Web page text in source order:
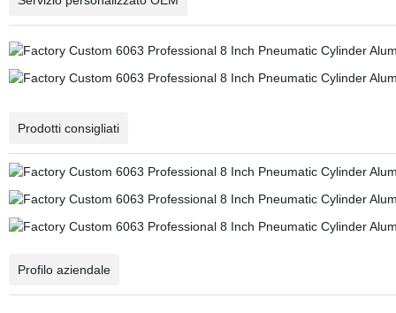
Prodotti consigliati
Profilo aziendale